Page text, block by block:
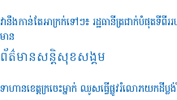
វានឹងកាន់តែអាក្រក់ទៅៗ៖ រដ្ឋធានីត្រជាក់បំផុត
មាន
ព័ត៌មានសន្តិសុខ​សង្គម
ទាហានខេត្តក្រចេះម្នាក់ ឈូសធ្វើផ្លូវរំលោភយកដីប្ល